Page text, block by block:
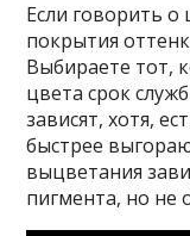
Если говорить о
покрытия
Выбираете тот,
цвета срок
зависят, хотя,
быстрее
выцветания
пигмента, но не